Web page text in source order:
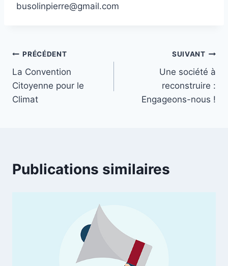
busolinpierre@gmail.com
Navigation
de
l’article
PRÉCÉDENT
La Convention
Citoyenne pour le
Climat
SUIVANT
Une société à
reconstruire :
Engageons-nous !
Publications similaires